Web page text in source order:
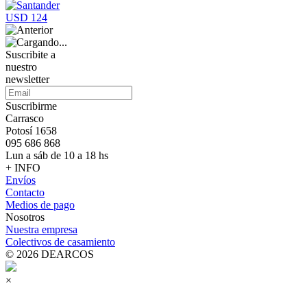
USD 124
Suscribite a
nuestro
newsletter
Suscribirme
Carrasco
Potosí 1658
095 686 868
Lun a sáb de 10 a 18 hs
+ INFO
Envíos
Contacto
Medios de pago
Nosotros
Nuestra empresa
Colectivos de casamiento
© 2026 DEARCOS
×